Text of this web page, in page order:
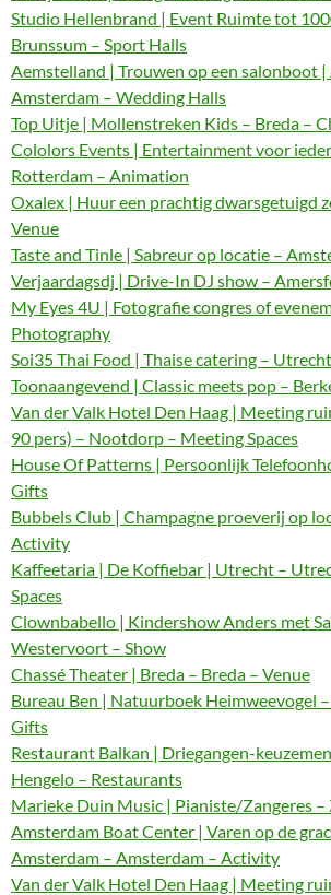
Studio Hellenbrand | Event Ruimte tot
Brunssum – Sport Halls
Aemstelland | Trouwen op een salonboot
Amsterdam – Wedding Halls
Top Uitje | Mollenstreken Kids – Breda –
Cololors Events | Entertainment voor
Rotterdam – Animation
Oxalex | Huur een prachtig dwarsgetuigd
Venue
Taste and Tinle | Sabreur op locatie –
Verjaardagsdj | Drive-In DJ show –
My Eyes 4U | Fotografie congres of
Photography
Soi35 Thai Food | Thaise catering –
Toonaangevend | Classic meets pop –
Van der Valk Hotel Den Haag | Meeting
90 pers) – Nootdorp – Meeting Spaces
House Of Patterns | Persoonlijk
Gifts
Bubbels Club | Champagne proeverij op
Activity
Kaffeetaria | De Koffiebar | Utrecht –
Spaces
Clownbabello | Kindershow Anders met
Westervoort – Show
Chassé Theater | Breda – Breda – Venue
Bureau Ben | Natuurboek Heimweevogel
Gifts
Restaurant Balkan | Driegangen-
Hengelo – Restaurants
Marieke Duin Music | Pianiste/Zangeres –
Amsterdam Boat Center | Varen op de
Amsterdam – Amsterdam – Activity
Van der Valk Hotel Den Haag | Meeting